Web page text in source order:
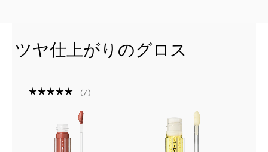
ツヤ仕上がりのグロス
7